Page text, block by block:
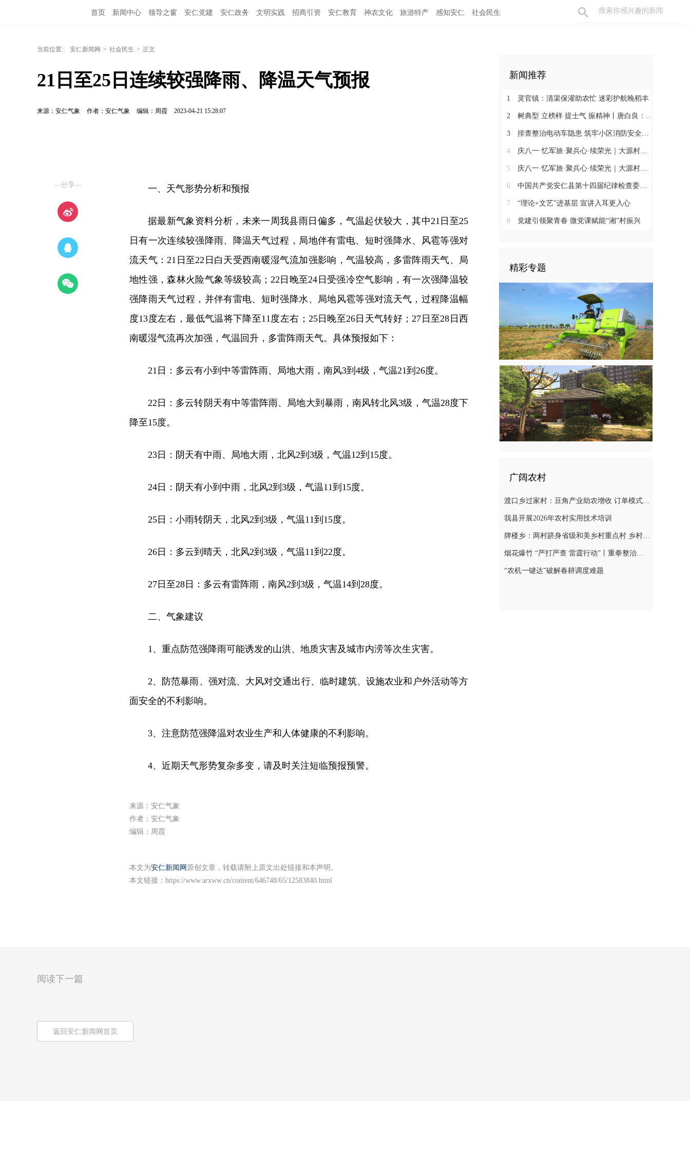
首页 新闻中心 领导之窗 安仁党建 安仁政务 文明实践 招商引资 安仁教育 神农文化 旅游特产 感知安仁 社会民生
当前位置: 安仁新闻网 > 社会民生 > 正文
21日至25日连续较强降雨、降温天气预报
来源：安仁气象 作者：安仁气象 编辑：周霞 2023-04-21 15:28:07
—分享— 一、天气形势分析和预报
据最新气象资料分析，未来一周我县雨日偏多，气温起伏较大，其中21日至25
日有一次连续较强降雨、降温天气过程，局地伴有雷电、短时强降水、风雹等强对
流天气：21日至22日白天受西南暖湿气流加强影响，气温较高，多雷阵雨天气、局
地性强，森林火险气象等级较高；22日晚至24日受强冷空气影响，有一次强降温较
强降雨天气过程，并伴有雷电、短时强降水、局地风雹等强对流天气，过程降温幅
度13度左右，最低气温将下降至11度左右；25日晚至26日天气转好；27日至28日西
南暖湿气流再次加强，气温回升，多雷阵雨天气。具体预报如下：
21日：多云有小到中等雷阵雨、局地大雨，南风3到4级，气温21到26度。
22日：多云转阴天有中等雷阵雨、局地大到暴雨，南风转北风3级，气温28度下
降至15度。
23日：阴天有中雨、局地大雨，北风2到3级，气温12到15度。
24日：阴天有小到中雨，北风2到3级，气温11到15度。
25日：小雨转阴天，北风2到3级，气温11到15度。
26日：多云到晴天，北风2到3级，气温11到22度。
27日至28日：多云有雷阵雨，南风2到3级，气温14到28度。
二、气象建议
1、重点防范强降雨可能诱发的山洪、地质灾害及城市内涝等次生灾害。
2、防范暴雨、强对流、大风对交通出行、临时建筑、设施农业和户外活动等方
面安全的不利影响。
3、注意防范强降温对农业生产和人体健康的不利影响。
4、近期天气形势复杂多变，请及时关注短临预报预警。
来源：安仁气象
作者：安仁气象
编辑：周霞
本文为安仁新闻网 原创文章，转载请附上原文出处链接和本声明。
本文链接： https://www.arxww.cn/content/646748/65/12583840.html
新闻推荐
1 灵官镇：清渠保灌助农忙 迷彩护航晚稻丰
2 树典型 立榜样 提士气 振精神丨唐白良：三十载丹心映党徽 一腔热血暖万家
3 排查整治电动车隐患 筑牢小区消防安全防线
4 庆八一·忆军旅·聚兵心·续荣光｜大源村退役军人共话初心
5 庆八一·忆军旅·聚兵心·续荣光｜大源村退役军人共话初心
6 中国共产党安仁县第十四届纪律检查委员会召开第一次全体会议
7 “理论+文艺”进基层 宣讲入耳更入心
8 党建引领聚青春 微党课赋能“湘”村振兴
精彩专题
广阔农村
渡口乡过家村：豆角产业助农增收 订单模式铺就致富路
我县开展2026年农村实用技术培训
牌楼乡：两村跻身省级和美乡村重点村 乡村振兴迎来“加速跑”
烟花爆竹 “严打严查 雷霆行动”丨重拳整治非法储存烟花爆竹 筑牢辖区安全防线
“农机一键达”破解春耕调度难题
阅读下一篇
返回安仁新闻网首页